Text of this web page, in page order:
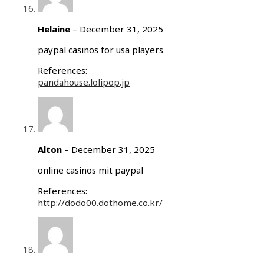
Helaine – December 31, 2025
paypal casinos for usa players
References:
pandahouse.lolipop.jp
Alton – December 31, 2025
online casinos mit paypal
References:
http://dodo00.dothome.co.kr/